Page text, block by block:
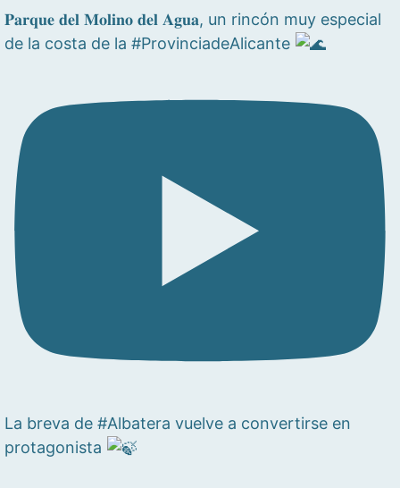
𝐏𝐚𝐫𝐪𝐮𝐞 𝐝𝐞𝐥 𝐌𝐨𝐥𝐢𝐧𝐨 𝐝𝐞𝐥 𝐀𝐠𝐮𝐚, un rincón muy especial
de la costa de la #ProvinciadeAlicante
La breva de #Albatera vuelve a convertirse en
protagonista